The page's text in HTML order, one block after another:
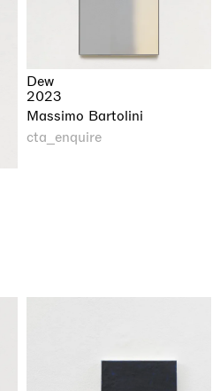
Dew
2023
Massimo Bartolini
cta_enquire